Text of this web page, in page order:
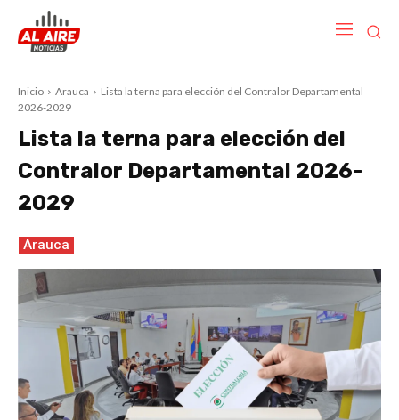
Inicio Arauca
Lista la terna para elección del Contralor Departamental
2026-2029
Lista la terna para elección del
Contralor Departamental 2026-
2029
Arauca